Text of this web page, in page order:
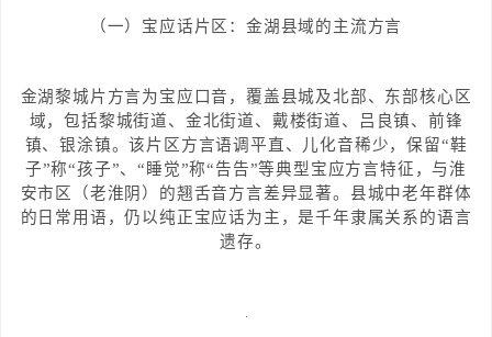
（一）宝应话片区：金湖县域的主流方言
金湖黎城片方言为宝应口音，覆盖县城及北部、东部核心区
域，包括黎城街道、金北街道、戴楼街道、吕良镇、前锋
镇、银涂镇。该片区方言语调平直、儿化音稀少，保留“鞋
子”称“孩子”、“睡觉”称“告告”等典型宝应方言特征，与淮
安市区（老淮阴）的翘舌音方言差异显著。县城中老年群体
的日常用语，仍以纯正宝应话为主，是千年隶属关系的语言
遗存。